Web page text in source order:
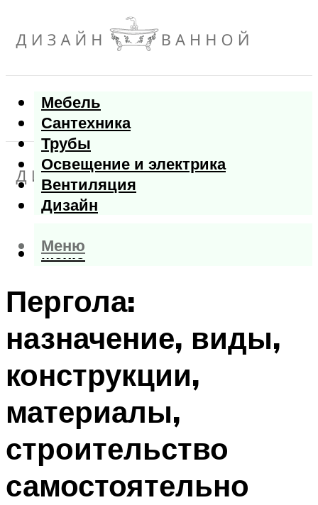
Мебель
Сантехника
Трубы
Освещение и электрика
Вентиляция
Дизайн
Меню
Меню
Пергола:
назначение, виды,
конструкции,
материалы,
строительство
самостоятельно